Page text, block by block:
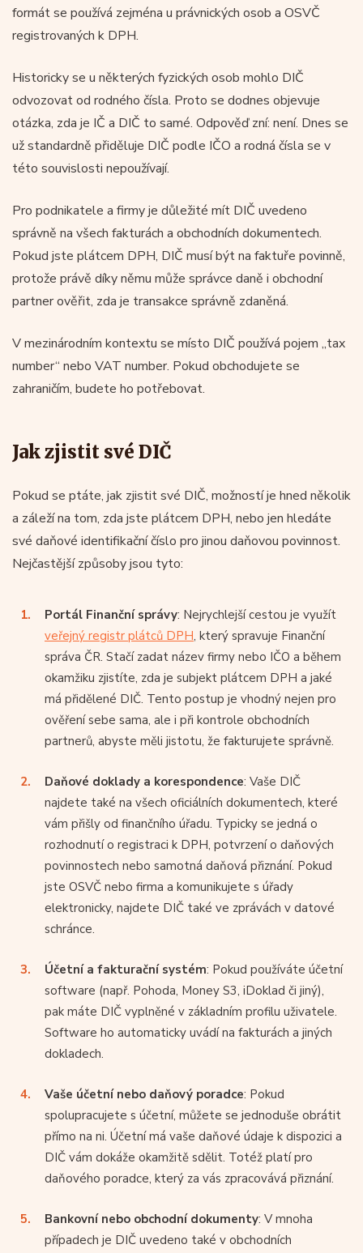
formát se používá zejména u právnických osob a OSVČ
registrovaných k DPH.
Historicky se u některých fyzických osob mohlo DIČ
odvozovat od rodného čísla. Proto se dodnes objevuje
otázka, zda je IČ a DIČ to samé. Odpověď zní: není. Dnes se
už standardně přiděluje DIČ podle IČO a rodná čísla se v
této souvislosti nepoužívají.
Pro podnikatele a firmy je důležité mít DIČ uvedeno
správně na všech fakturách a obchodních dokumentech.
Pokud jste plátcem DPH, DIČ musí být na faktuře povinně,
protože právě díky němu může správce daně i obchodní
partner ověřit, zda je transakce správně zdaněná.
V mezinárodním kontextu se místo DIČ používá pojem „tax
number“ nebo VAT number. Pokud obchodujete se
zahraničím, budete ho potřebovat.
Jak zjistit své DIČ
Pokud se ptáte, jak zjistit své DIČ, možností je hned několik
a záleží na tom, zda jste plátcem DPH, nebo jen hledáte
své daňové identifikační číslo pro jinou daňovou povinnost.
Nejčastější způsoby jsou tyto:
Portál Finanční správy: Nejrychlejší cestou je využít
veřejný registr plátců DPH, který spravuje Finanční
správa ČR. Stačí zadat název firmy nebo IČO a během
okamžiku zjistíte, zda je subjekt plátcem DPH a jaké
má přidělené DIČ. Tento postup je vhodný nejen pro
ověření sebe sama, ale i při kontrole obchodních
partnerů, abyste měli jistotu, že fakturujete správně.
Daňové doklady a korespondence: Vaše DIČ
najdete také na všech oficiálních dokumentech, které
vám přišly od finančního úřadu. Typicky se jedná o
rozhodnutí o registraci k DPH, potvrzení o daňových
povinnostech nebo samotná daňová přiznání. Pokud
jste OSVČ nebo firma a komunikujete s úřady
elektronicky, najdete DIČ také ve zprávách v datové
schránce.
Účetní a fakturační systém: Pokud používáte účetní
software (např. Pohoda, Money S3, iDoklad či jiný),
pak máte DIČ vyplněné v základním profilu uživatele.
Software ho automaticky uvádí na fakturách a jiných
dokladech.
Vaše účetní nebo daňový poradce: Pokud
spolupracujete s účetní, můžete se jednoduše obrátit
přímo na ni. Účetní má vaše daňové údaje k dispozici a
DIČ vám dokáže okamžitě sdělit. Totéž platí pro
daňového poradce, který za vás zpracovává přiznání.
Bankovní nebo obchodní dokumenty: V mnoha
případech je DIČ uvedeno také v obchodních